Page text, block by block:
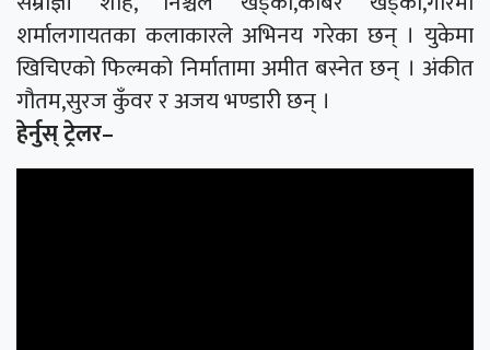
शर्मालगायतका कलाकारले अभिनय गरेका छन् । युकेमा
खिचिएको फिल्मको निर्मातामा अमीत बस्नेत छन् । अंकीत
गौतम,सुरज कुँवर र अजय भण्डारी छन् ।
हेर्नुस् ट्रेलर–